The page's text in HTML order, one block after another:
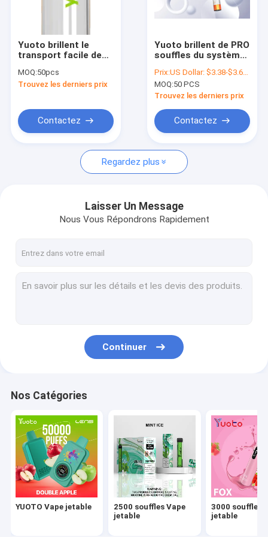
A propos de nous
Contact
YUOTO Vape jetable
2500 souffles Vape jetable
3000 souffles Vape jetable
4000 souffles Vape jetable
3500 souffles Vape jetable
800 souffles Vape
Yuoto brillent le
transport facile de
bâton souffle jetable
de Vape 2000
MOQ:50pcs
Trouvez les derniers prix
Contactez
Yuoto brillent de PRO
souffles du système
Vape avec la lumière
de LED à la mode
Prix:US Dollar: $3.38-$3.68(1PCS)
MOQ:50 PCS
Trouvez les derniers prix
Contactez
Regardez plus
Laisser Un Message
Nous Vous Répondrons Rapidement
Continuer
Nos Catégories
YUOTO Vape jetable
2500 souffles Vape
jetable
3000 souffles
jetable